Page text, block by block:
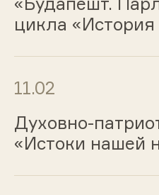
цикла
11.02
Духовно-
«Истоки нашей